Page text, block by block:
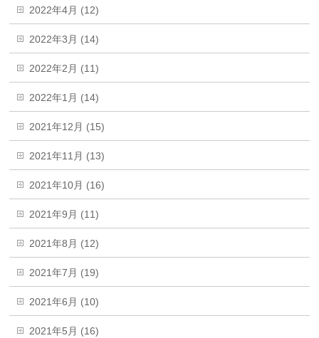
2022年4月 (12)
2022年3月 (14)
2022年2月 (11)
2022年1月 (14)
2021年12月 (15)
2021年11月 (13)
2021年10月 (16)
2021年9月 (11)
2021年8月 (12)
2021年7月 (19)
2021年6月 (10)
2021年5月 (16)